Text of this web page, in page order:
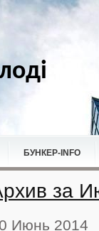
БУНКЕР-ІNFO
за
Июнь 2014